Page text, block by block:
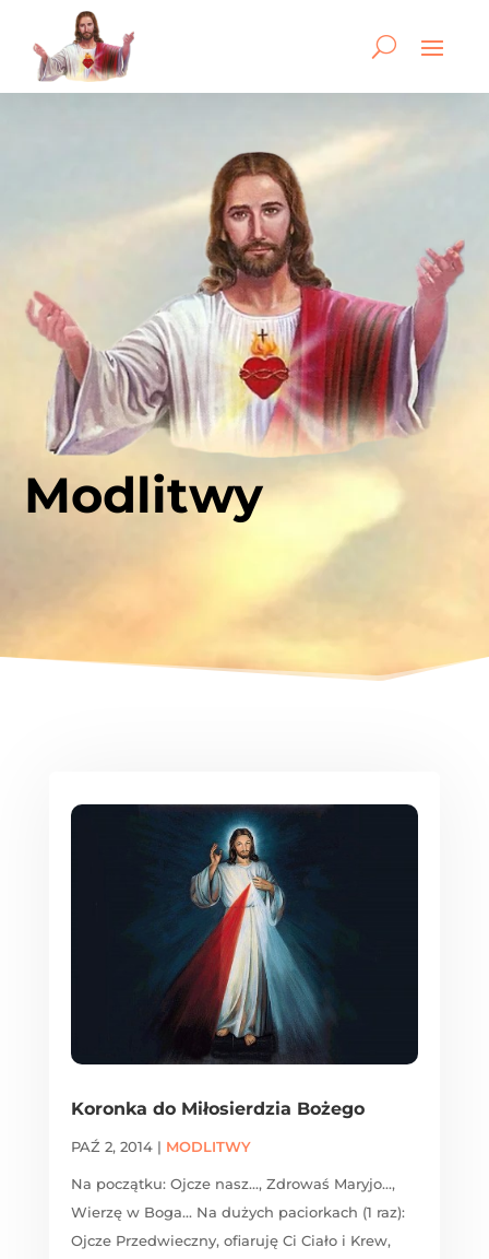
Modlitwy
Koronka do Miłosierdzia Bożego
PAŹ 2, 2014| MODLITWY
Na początku: Ojcze nasz..., Zdrowaś Maryjo...,
Wierzę w Boga... Na dużych paciorkach (1 raz):
Ojcze Przedwieczny, ofiaruję Ci Ciało i Krew,